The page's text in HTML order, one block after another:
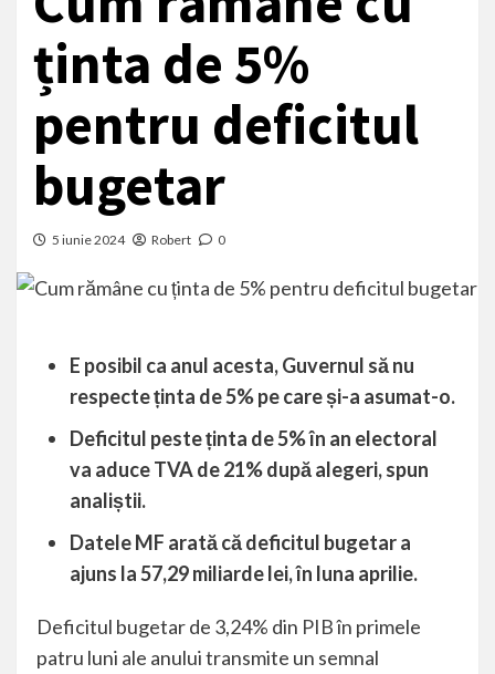
ținta de 5%
pentru deficitul
bugetar
5 iunie 2024 Robert 0
E posibil ca anul acesta, Guvernul să nu
respecte ținta de 5% pe care și-a asumat-o.
Deficitul peste ținta de 5% în an electoral
va aduce TVA de 21% după alegeri, spun
analiștii.
Datele MF arată că deficitul bugetar a
ajuns la 57,29 miliarde lei, în luna aprilie.
Deficitul bugetar de 3,24% din PIBîn primele
patru luni ale anului transmite un semnal